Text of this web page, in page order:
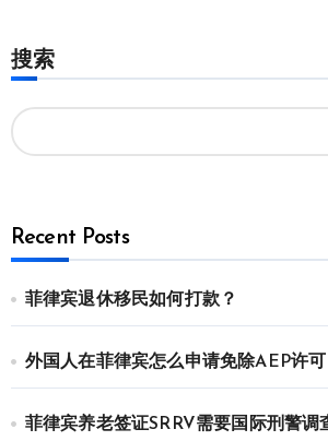
搜索
Recent Posts
菲律宾退休移民如何打款？
外国人在菲律宾怎么申请免除AEP许可
菲律宾养老签证SRRV需要国际刑警调